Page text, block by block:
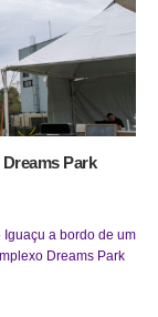
Park
a bordo de um
Dreams Park